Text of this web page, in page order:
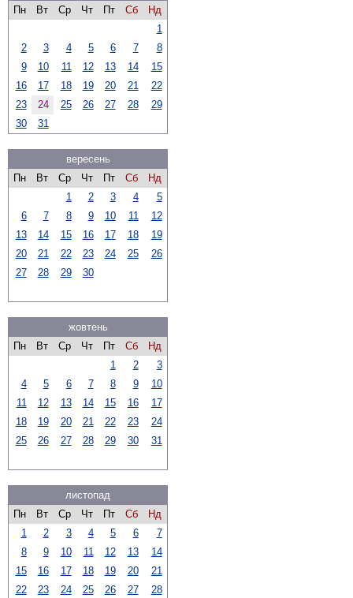
Пн
Вт Ср Чт Пт Сб
Нд
1
2
3 4 5 6 7
8
9
10 11 12 13 14
15
16
17 18 19 20 21
22
23
24 25 26 27 28
29
30
31
вересень
Пн
Вт Ср Чт Пт Сб
Нд
1
2 3 4
5
6
7 8 9 10 11
12
13
14 15 16 17 18
19
20
21 22 23 24 25
26
27
28 29 30
жовтень
Пн
Вт Ср Чт Пт Сб
Нд
1
2
3
4
5 6 7 8 9
10
11
12 13 14 15 16
17
18
19 20 21 22 23
24
25
26 27 28 29 30 31
листопад
Пн
Вт Ср Чт Пт Сб
Нд
1
2 3 4 5 6
7
8
9 10 11 12 13
14
15
16 17 18 19 20
21
22
23 24 25 26 27
28